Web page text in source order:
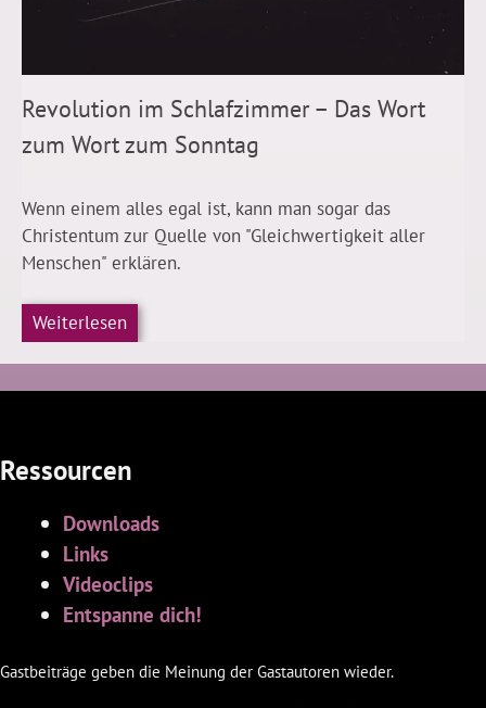
Revolution im Schlafzimmer – Das Wort
zum Wort zum Sonntag
Wenn einem alles egal ist, kann man sogar das
Christentum zur Quelle von "Gleichwertigkeit aller
Menschen" erklären.
Weiterlesen
Ressourcen
Downloads
Links
Videoclips
Entspanne dich!
Gastbeiträge geben die Meinung der Gastautoren wieder.